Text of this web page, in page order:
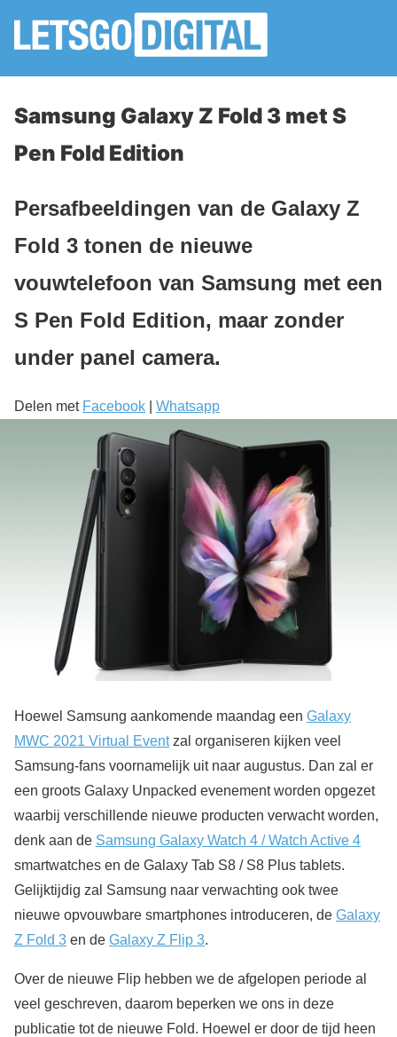
Samsung Galaxy Z Fold 3 met S
Pen Fold Edition
Persafbeeldingen van de Galaxy Z
Fold 3 tonen de nieuwe
vouwtelefoon van Samsung met een
S Pen Fold Edition, maar zonder
under panel camera.
Delen met Facebook Whatsapp
Hoewel Samsung aankomende maandag een Galaxy
MWC 2021 Virtual Eventzal organiseren kijken veel
Samsung-fans voornamelijk uit naar augustus. Dan zal er
een groots Galaxy Unpacked evenement worden opgezet
waarbij verschillende nieuwe producten verwacht worden,
denk aan de Samsung Galaxy Watch 4 / Watch Active 4
smartwatches en de Galaxy Tab S8 / S8 Plus tablets.
Gelijktijdig zal Samsung naar verwachting ook twee
nieuwe opvouwbare smartphones introduceren, de Galaxy
Z Fold 3 en de Galaxy Z Flip 3.
Over de nieuwe Flip hebben we de afgelopen periode al
veel geschreven, daarom beperken we ons in deze
publicatie tot de nieuwe Fold. Hoewel er door de tijd heen